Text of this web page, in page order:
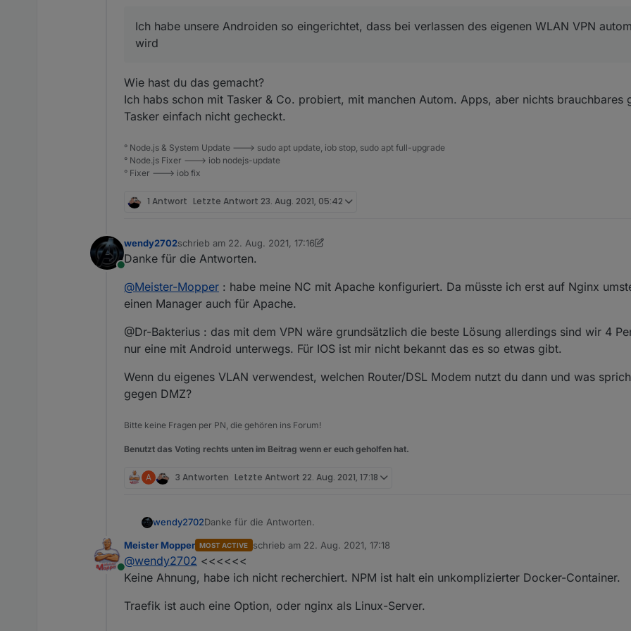
Ich habe unsere Androiden so eingerichtet, dass bei verlassen des eigenen WLAN VPN
wird
Wie hast du das gemacht?
Ich habs schon mit Tasker & Co. probiert, mit manchen Autom. Apps, aber nichts brauchbares
Tasker einfach nicht gecheckt.
° Node.js & System Update ---> sudo apt update, iob stop, sudo apt full-upgrade
° Node.js Fixer ---> iob nodejs-update
° Fixer ---> iob fix
1 Antwort Letzte Antwort 23. Aug. 2021, 05:42
Online
wendy2702schrieb am 22. Aug. 2021, 17:16
zuletzt editiert von wendy2702
Danke für die Antworten.
@Meister-Mopper : habe meine NC mit Apache konfiguriert. Da müsste ich erst auf Nginx
einen Manager auch für Apache.
@Dr-Bakterius : das mit dem VPN wäre grundsätzlich die beste Lösung allerdings sind wir 4
nur eine mit Android unterwegs. Für IOS ist mir nicht bekannt das es so etwas gibt.
Wenn du eigenes VLAN verwendest, welchen Router/DSL Modem nutzt du dann und was
gegen DMZ?
Bitte keine Fragen per PN, die gehören ins Forum!
Benutzt das Voting rechts unten im Beitrag wenn er euch geholfen hat.
A 3 Antworten Letzte Antwort 22. Aug. 2021, 17:18
wendy2702Danke für die Antworten.
@Meister-Mopper : habe meine NC mit Apache konfiguriert. Da müsste ich erst auf Nginx
einen Manager auch für Apache.
@Dr-Bakterius : das mit dem VPN wäre grundsätzlich die beste Lösung allerdings sind wir 4
Wenn du eigenes VLAN verwendest, welchen Router/DSL Modem nutzt du dann und was spricht
Online
Meister Mopper MOST ACTIVE schrieb am 22. Aug. 2021, 17:18
zuletzt editiert von
@wendy2702 <<<<<<
Keine Ahnung, habe ich nicht recherchiert. NPM ist halt ein unkomplizierter Docker-Container.
Traefik ist auch eine Option, oder nginx als Linux-Server.